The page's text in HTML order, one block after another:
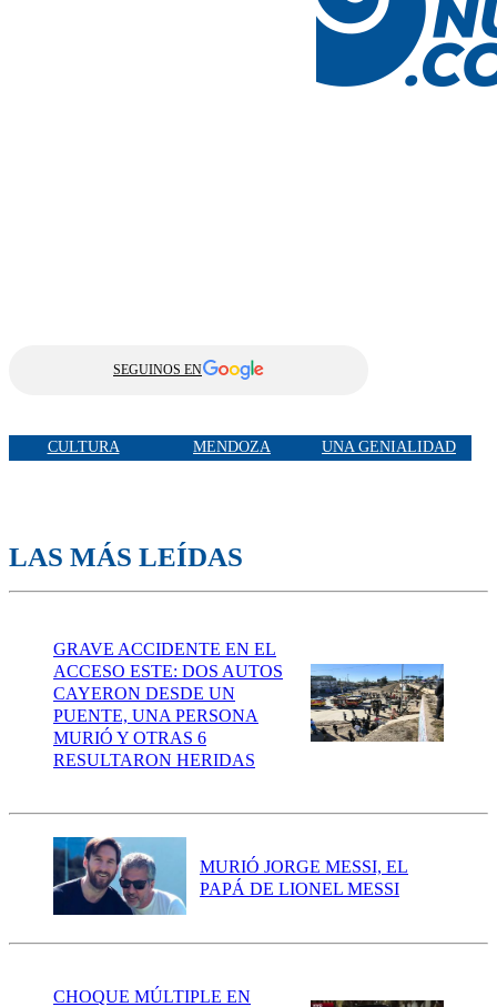
SEGUINOS EN
CULTURA MENDOZA UNA GENIALIDAD
LAS MÁS LEÍDAS
GRAVE ACCIDENTE EN EL
ACCESO ESTE: DOS AUTOS
CAYERON DESDE UN
PUENTE, UNA PERSONA
MURIÓ Y OTRAS 6
RESULTARON HERIDAS
MURIÓ JORGE MESSI, EL
PAPÁ DE LIONEL MESSI
CHOQUE MÚLTIPLE EN